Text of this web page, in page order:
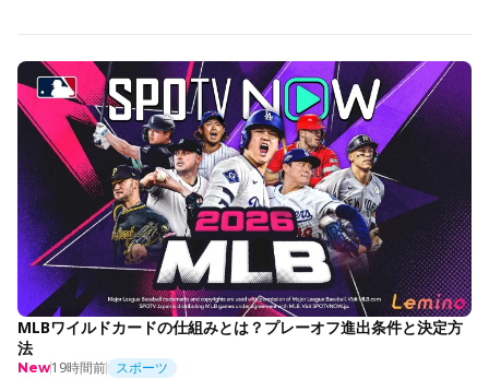
MLBワイルドカードの仕組みとは？プレーオフ進出条件と決定方
法
New19時間前 スポーツ